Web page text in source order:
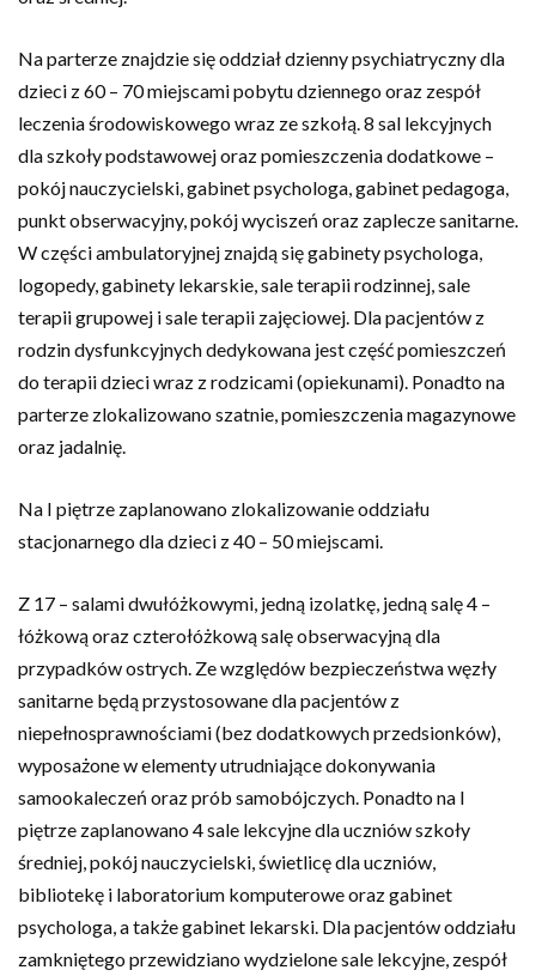
Na parterze znajdzie się oddział dzienny psychiatryczny dla
dzieci z 60 – 70 miejscami pobytu dziennego oraz zespół
leczenia środowiskowego wraz ze szkołą. 8 sal lekcyjnych
dla szkoły podstawowej oraz pomieszczenia dodatkowe –
pokój nauczycielski, gabinet psychologa, gabinet pedagoga,
punkt obserwacyjny, pokój wyciszeń oraz zaplecze sanitarne.
W części ambulatoryjnej znajdą się gabinety psychologa,
logopedy, gabinety lekarskie, sale terapii rodzinnej, sale
terapii grupowej i sale terapii zajęciowej. Dla pacjentów z
rodzin dysfunkcyjnych dedykowana jest część pomieszczeń
do terapii dzieci wraz z rodzicami (opiekunami). Ponadto na
parterze zlokalizowano szatnie, pomieszczenia magazynowe
oraz jadalnię.
Na I piętrze zaplanowano zlokalizowanie oddziału
stacjonarnego dla dzieci z 40 – 50 miejscami.
Z 17 – salami dwułóżkowymi, jedną izolatkę, jedną salę 4 –
łóżkową oraz czterołóżkową salę obserwacyjną dla
przypadków ostrych. Ze względów bezpieczeństwa węzły
sanitarne będą przystosowane dla pacjentów z
niepełnosprawnościami (bez dodatkowych przedsionków),
wyposażone w elementy utrudniające dokonywania
samookaleczeń oraz prób samobójczych. Ponadto na I
piętrze zaplanowano 4 sale lekcyjne dla uczniów szkoły
średniej, pokój nauczycielski, świetlicę dla uczniów,
bibliotekę i laboratorium komputerowe oraz gabinet
psychologa, a także gabinet lekarski. Dla pacjentów oddziału
zamkniętego przewidziano wydzielone sale lekcyjne, zespół